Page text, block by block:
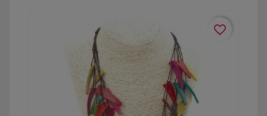
favorite_border